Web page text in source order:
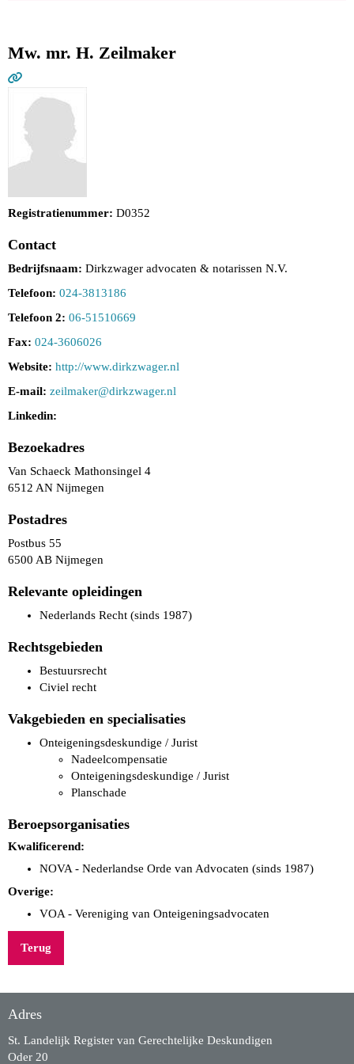
Mw. mr. H. Zeilmaker
Registratienummer: D0352
Contact
Bedrijfsnaam: Dirkzwager advocaten & notarissen N.V.
Telefoon: 024-3813186
Telefoon 2: 06-51510669
Fax: 024-3606026
Website: http://www.dirkzwager.nl
E-mail: rekamliez@dirkzwager.nl
Linkedin:
Bezoekadres
Van Schaeck Mathonsingel 4
6512 AN Nijmegen
Postadres
Postbus 55
6500 AB Nijmegen
Relevante opleidingen
Nederlands Recht (sinds 1987)
Rechtsgebieden
Bestuursrecht
Civiel recht
Vakgebieden en specialisaties
Onteigeningsdeskundige / Jurist
Nadeelcompensatie
Onteigeningsdeskundige / Jurist
Planschade
Beroepsorganisaties
Kwalificerend:
NOVA - Nederlandse Orde van Advocaten (sinds 1987)
Overige:
VOA - Vereniging van Onteigeningsadvocaten
Terug
Adres
St. Landelijk Register van Gerechtelijke Deskundigen
Oder 20